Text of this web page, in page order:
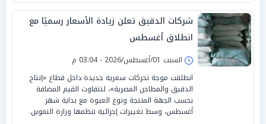
شركات الدقيق تعلن زيادة الأسعار رسميًا مع
انطلاق أغسطس
السبت 01/أغسطس/2026 - 03:04 م
انطلقت موجة تحركات سعرية جديدة داخل قطاع «إنتاج
الدقيق والمطاحن المصرية»، لتتفاوت القيم المضافة
بحسب الجهة المنتجة ونوع العبوة مع بداية شهر
أغسطس، وسط تغييرات إجرائية تنظمها وزارة التموين.